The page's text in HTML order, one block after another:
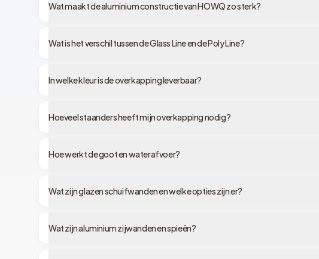
Wat maakt de aluminium constructie van HOWQ zo sterk?
Wat is het verschil tussen de Glass Line en de Poly Line?
In welke kleur is de overkapping leverbaar?
Hoeveel staanders heeft mijn overkapping nodig?
Hoe werkt de goot en waterafvoer?
Wat zijn glazen schuifwanden en welke opties zijn er?
Wat zijn aluminium zijwanden en spieën?